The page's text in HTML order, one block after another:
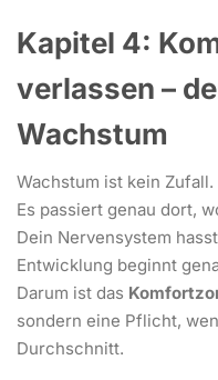
Kapitel 4:
verlassen –
Wachstum
Wachstum ist kein Zufall.
Es passiert genau dort,
Dein Nervensystem
Entwicklung beginnt
Darum ist das
sondern eine Pflicht,
Durchschnitt.